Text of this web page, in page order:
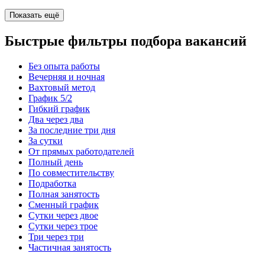
Показать ещё
Быстрые фильтры подбора вакансий
Без опыта работы
Вечерняя и ночная
Вахтовый метод
График 5/2
Гибкий график
Два через два
За последние три дня
За сутки
От прямых работодателей
Полный день
По совместительству
Подработка
Полная занятость
Сменный график
Сутки через двое
Сутки через трое
Три через три
Частичная занятость